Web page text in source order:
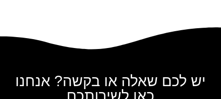
יש לכם שאלה או בקשה? אנחנו
כאן לשירותכם